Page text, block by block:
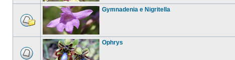
Gymnadenia e Nigritella
Ophrys